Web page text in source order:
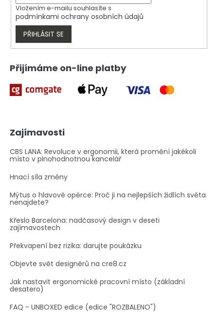
v
k
s
Vložením e-mailu souhlasíte s
podmínkami ochrany osobních údajů
PŘIHLÁSIT SE
Přijímáme on-line platby
Zajímavosti
CBS LANA: Revoluce v ergonomii, která promění jakékoli
místo v plnohodnotnou kancelář
Hnací síla změny
Mýtus o hlavové opěrce: Proč ji na nejlepších židlích světa
nenajdete?
Křeslo Barcelona: nadčasový design v deseti
zajímavostech
Překvapení bez rizika: darujte poukázku
Objevte svět designérů na cre8.cz
Jak nastavit ergonomické pracovní místo (základní
desatero)
FAQ - UNBOXED edice (edice "ROZBALENO")